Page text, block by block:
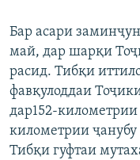
Бар асари
май, дар шарқи
расид. Тибқи
фавқулоддаи
дар152-
километрии
Тибқи гуфтаи